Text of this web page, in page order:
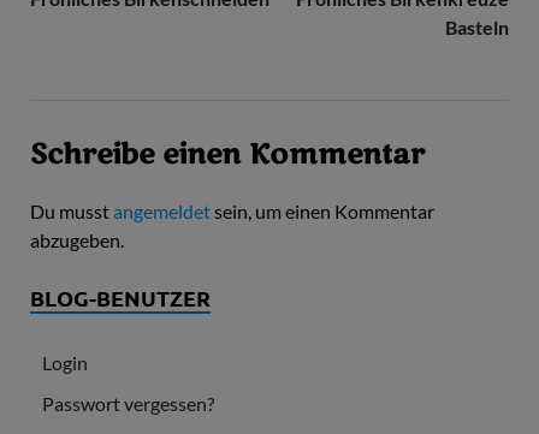
Basteln
Schreibe einen Kommentar
Du musstangemeldetsein, um einen Kommentar
abzugeben.
BLOG-BENUTZER
Login
Passwort vergessen?